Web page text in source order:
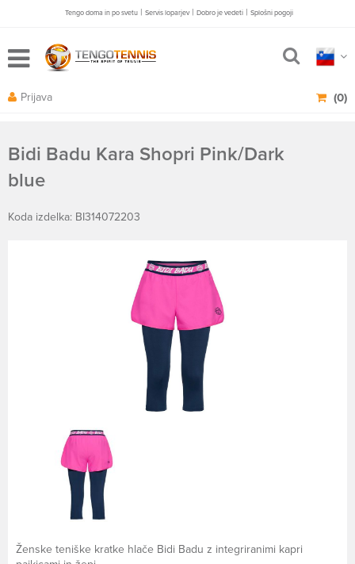
Tengo doma in po svetu | Servis loparjev | Dobro je vedeti | Splošni pogoji
(0)
Prijava
Bidi Badu Kara Shopri Pink/Dark
blue
Koda izdelka: BI314072203
Ženske teniške kratke hlače Bidi Badu z integriranimi kapri